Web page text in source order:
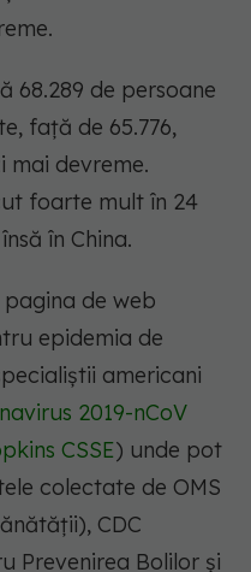
68.289 de persoane
față de 65.776,
mai devreme.
foarte mult în 24
în China.
de web
epidemia de
americani
2019-nCoV
CSSE) unde pot
colectate de OMS
CDC
Prevenirea Bolilor și